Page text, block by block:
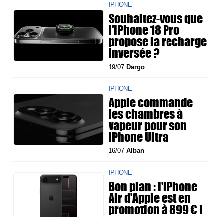
IPHONE
Souhaitez-vous que
l'iPhone 18 Pro
propose la recharge
inversée ?
19/07 Dargo
IPHONE
Apple commande
les chambres à
vapeur pour son
iPhone Ultra
16/07Alban
IPHONE
Bon plan : l'iPhone
Air d'Apple est en
promotion à 899 € !